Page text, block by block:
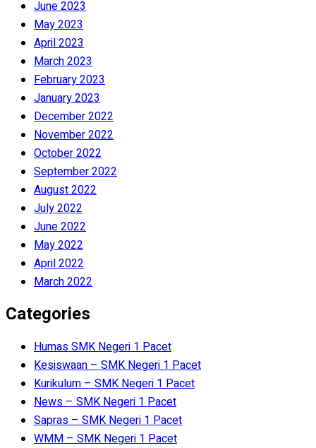
June 2023
May 2023
April 2023
March 2023
February 2023
January 2023
December 2022
November 2022
October 2022
September 2022
August 2022
July 2022
June 2022
May 2022
April 2022
March 2022
Categories
Humas SMK Negeri 1 Pacet
Kesiswaan – SMK Negeri 1 Pacet
Kurikulum – SMK Negeri 1 Pacet
News – SMK Negeri 1 Pacet
Sapras – SMK Negeri 1 Pacet
WMM – SMK Negeri 1 Pacet